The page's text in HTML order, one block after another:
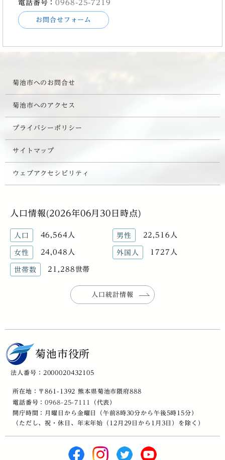
電話番号：0968-25-7219
お問合せフォーム
菊池市へのお問合せ
菊池市へのアクセス
プライバシーポリシー
サイトマップ
ウェブアクセシビリティ
人口情報(2026年06月30日時点)
人口 46,564人 男性 22,516人
女性 24,048人 外国人 1727人
世帯数 21,288世帯
人口統計情報
菊池市役所
法人番号：2000020432105
所在地：〒861-1392 熊本県菊池市隈府888
電話番号：0968-25-7111
（代表）
開庁時間：月曜日から金曜日（午前8時30分から午後5時15分）
（ただし、祝・休日、年末年始（12月29日から1月3日）を除く）